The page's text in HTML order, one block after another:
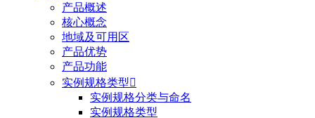
产品概述
核心概念
地域及可用区
产品优势
产品功能
实例规格类型
实例规格分类与命名
实例规格类型